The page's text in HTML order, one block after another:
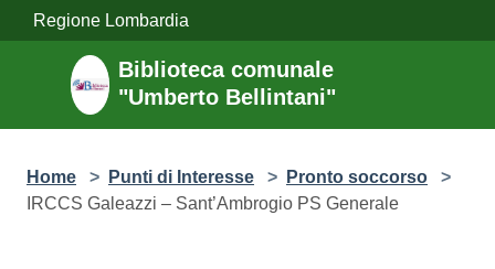
Salta al contenuto principale
Regione Lombardia
Biblioteca comunale "Umberto
Bellintani"
Home > Punti di Interesse > Pronto soccorso >
IRCCS Galeazzi – Sant’Ambrogio PS Generale